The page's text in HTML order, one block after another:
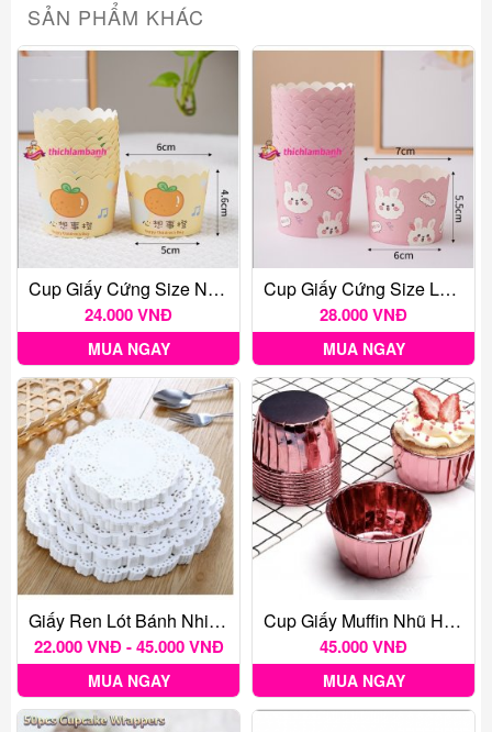
SẢN PHẨM KHÁC
Cup Giấy Cứng Size Nhỏ 50 Cái
24.000 VNĐ
MUA NGAY
Cup Giấy Cứng Size Lớn 50 Cái
28.000 VNĐ
MUA NGAY
Giấy Ren Lót Bánh Nhiều Kích Thước - 140 Tờ
22.000 VNĐ - 45.000 VNĐ
MUA NGAY
Cup Giấy Muffin Nhũ Hồng Tím (50c)
45.000 VNĐ
MUA NGAY